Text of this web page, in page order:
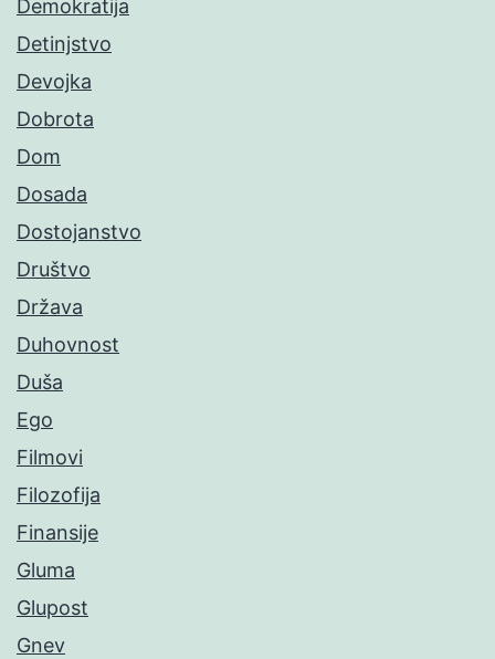
Demokratija
Detinjstvo
Devojka
Dobrota
Dom
Dosada
Dostojanstvo
Društvo
Država
Duhovnost
Duša
Ego
Filmovi
Filozofija
Finansije
Gluma
Glupost
Gnev